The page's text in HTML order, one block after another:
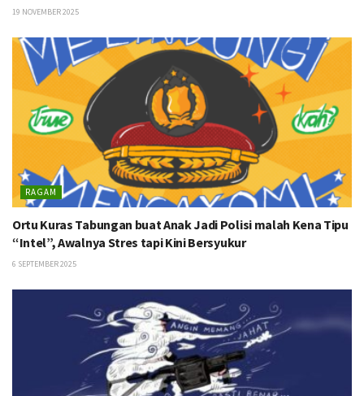
19 NOVEMBER 2025
RAGAM
Ortu Kuras Tabungan buat Anak Jadi Polisi malah Kena Tipu
“Intel”, Awalnya Stres tapi Kini Bersyukur
6 SEPTEMBER 2025